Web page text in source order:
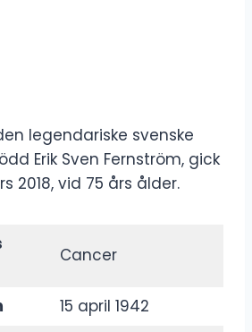
legendariske svenske
Erik Sven Fernström, gick
2018, vid 75 års ålder.
Cancer
15 april 1942